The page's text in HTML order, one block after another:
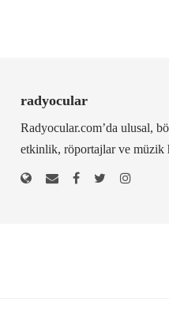
radyocular
Radyocular.com’da ulusal,
etkinlik, röportajlar ve müzik